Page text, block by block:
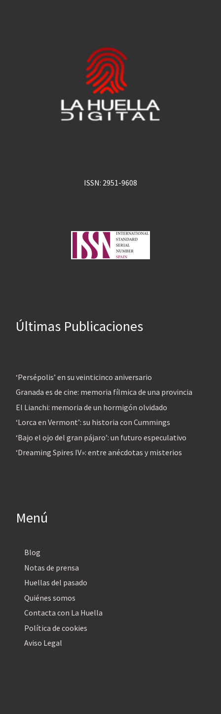
ISSN: 2951-9608
Últimas Publicaciones
‘Persépolis’ en su veinticinco aniversario
Granada es de cine: memoria fílmica de una provincia
El Lianchi: memoria de un hormigón olvidado
‘Lorca en Vermont’: su historia con Cummings
‘Bajo el ojo del gran pájaro’: un futuro especulativo
‘Dreaming Spires IV»: entre anécdotas y misterios
Menú
Blog
Notas de prensa
Huellas del pasado
Quiénes somos
Contacta con La Huella
Política de cookies
Aviso Legal